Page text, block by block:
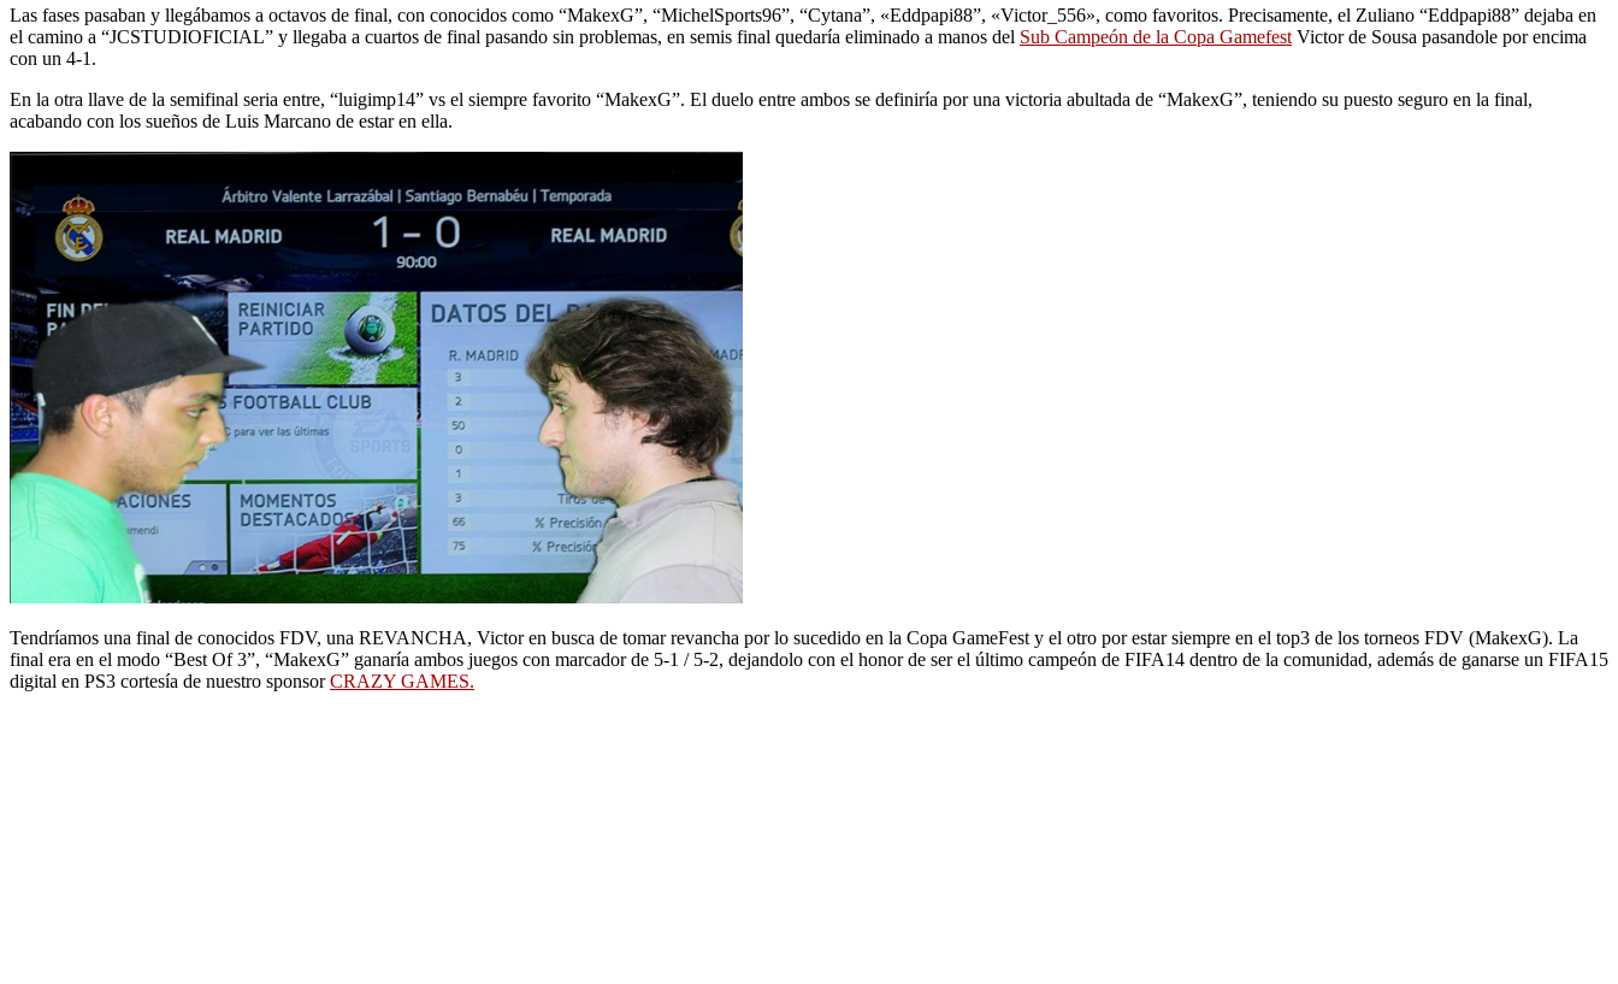
Las fases pasaban y llegábamos a octavos de final, con conocidos como “MakexG”, “MichelSports96”, “Cytana”, «Eddpapi88”, «Victor_556», como favoritos. Precisamente, el Zuliano “Eddpapi88” dejaba en
el camino a “JCSTUDIOFICIAL” y llegaba a cuartos de final pasando sin problemas, en semis final quedaría eliminado a manos del Sub Campeón de la Copa Gamefest Victor de Sousa pasandole por encima
con un 4-1.
En la otra llave de la semifinal seria entre, “luigimp14” vs el siempre favorito “MakexG”. El duelo entre ambos se definiría por una victoria abultada de “MakexG”, teniendo su puesto seguro en la final,
acabando con los sueños de Luis Marcano de estar en ella.
Tendríamos una final de conocidos FDV, una REVANCHA, Victor en busca de tomar revancha por lo sucedido en la Copa GameFest y el otro por estar siempre en el top3 de los torneos FDV (MakexG). La
final era en el modo “Best Of 3”, “MakexG” ganaría ambos juegos con marcador de 5-1 / 5-2, dejandolo con el honor de ser el último campeón de FIFA14 dentro de la comunidad, además de ganarse un FIFA15
digital en PS3 cortesía de nuestro sponsorCRAZY GAMES.